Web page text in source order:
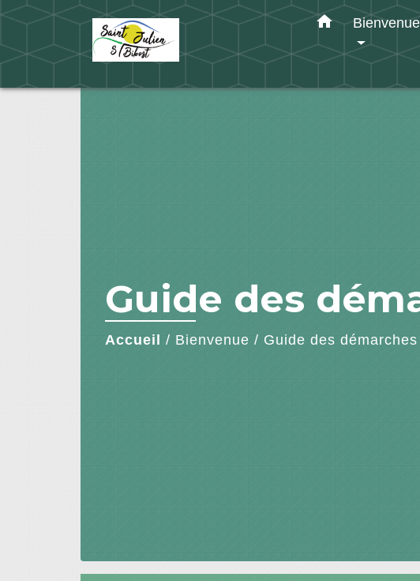
home Bienvenue
Guide des
Accueil / Bienvenue / Guide des démarches